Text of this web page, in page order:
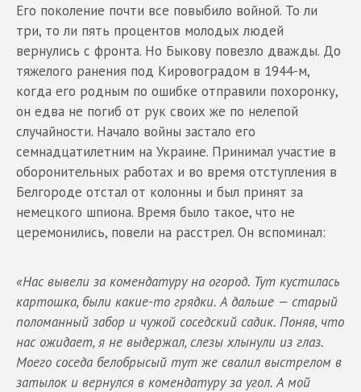
Его поколение почти все повыбило войной. То ли
три, то ли пять процентов молодых людей
вернулись с фронта. Но Быкову повезло дважды. До
тяжелого ранения под Кировоградом в 1944-м,
когда его родным по ошибке отправили похоронку,
он едва не погиб от рук своих же по нелепой
случайности. Начало войны застало его
семнадцатилетним на Украине. Принимал участие в
оборонительных работах и во время отступления в
Белгороде отстал от колонны и был принят за
немецкого шпиона. Время было такое, что не
церемонились, повели на расстрел. Он вспоминал:
«Нас вывели за комендатуру на огород. Тут кустилась
картошка, были какие-то грядки. А дальше — старый
поломанный забор и чужой соседский садик. Поняв, что
нас ожидает, я не выдержал, слезы хлынули из глаз.
Моего соседа белобрысый тут же свалил выстрелом в
затылок и вернулся в комендатуру за угол. А мой